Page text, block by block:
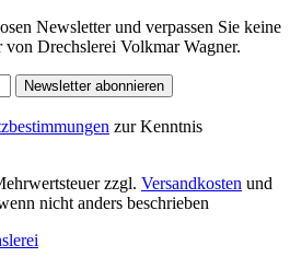
Newsletter und verpassen Sie keine
Drechslerei Volkmar Wagner.
Newsletter abonnieren
zur Kenntnis
zzgl. Versandkosten und
nicht anders beschrieben